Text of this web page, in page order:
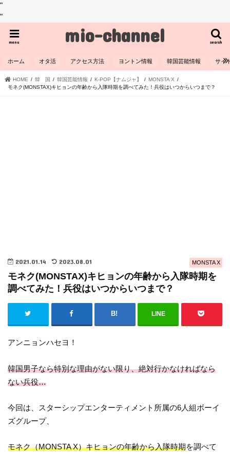
"
"
mio-channel search
menu
ホーム オタ活 アクセス方法 ヨントン情報 韓国芸能情報 サイ
HOME 韓 国 韓国芸能情報 K-POP【ナムジャ】
MONSTA X
モネク(MONSTAX)キヒョンの年齢から入隊時期を調べてみた！兵役はいつからいつまで？
MONSTA X
2021.01.14 2023.08.01
モネク(MONSTAX)キヒョンの年齢から入隊時期を
調べてみた！兵役はいつからいつまで？
LINE
アンニョンハセヨ！
韓国男子なら特別な理由がない限り、絶対行かなければなら
ない兵役…
今回は、スターシップエンターティメント所属の6人組ボーイ
ズグループ、
モネク（MONSTA X）キヒョンの年齢から入隊時期を調べて